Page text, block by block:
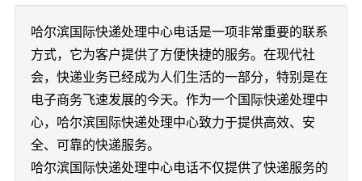
哈尔滨国际快递处理中心电话是一项非常重要的联系
方式，它为客户提供了方便快捷的服务。在现代社
会，快递业务已经成为人们生活的一部分，特别是在
电子商务飞速发展的今天。作为一个国际快递处理中
心，哈尔滨国际快递处理中心致力于提供高效、安
全、可靠的快递服务。
哈尔滨国际快递处理中心电话不仅提供了快递服务的